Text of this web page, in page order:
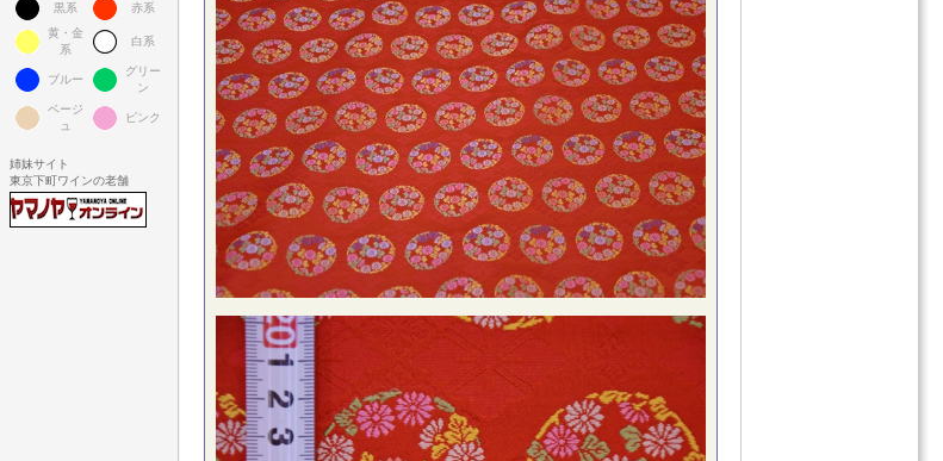
黒系
赤系
黄・金
系
白系
ブルー
グリー
ン
ベージ
ュ
ピンク
姉妹サイト
東京下町ワインの老舗